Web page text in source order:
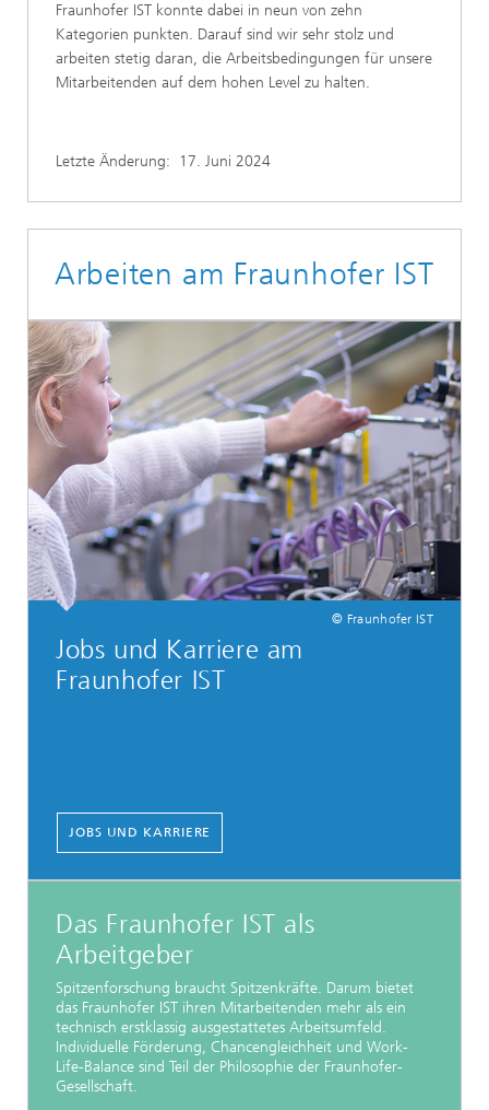
Fraunhofer IST konnte dabei in neun von zehn
Kategorien punkten. Darauf sind wir sehr stolz und
arbeiten stetig daran, die Arbeitsbedingungen für unsere
Mitarbeitenden auf dem hohen Level zu halten.
Letzte Änderung: 17. Juni 2024
Arbeiten am Fraunhofer IST
© Fraunhofer IST
Jobs und Karriere am
Fraunhofer IST
JOBS UND KARRIERE
Das Fraunhofer IST als
Arbeitgeber
Spitzenforschung braucht Spitzenkräfte. Darum bietet
das Fraunhofer IST ihren Mitarbeitenden mehr als ein
technisch erstklassig ausgestattetes Arbeitsumfeld.
Individuelle Förderung, Chancengleichheit und Work-
Life-Balance sind Teil der Philosophie der Fraunhofer-
Gesellschaft.